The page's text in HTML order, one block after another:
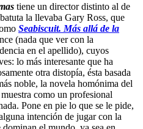
tiene un director distinto al de
la llevaba Gary Ross, que
Seabiscuit. Más allá de la
(nada que ver con la
en el apellido), cuyos
lo más interesante que ha
otra distopía, ésta basada
noble, la novela homónima del
como un profesional
Pone en pie lo que se le pide,
intención de jugar con la